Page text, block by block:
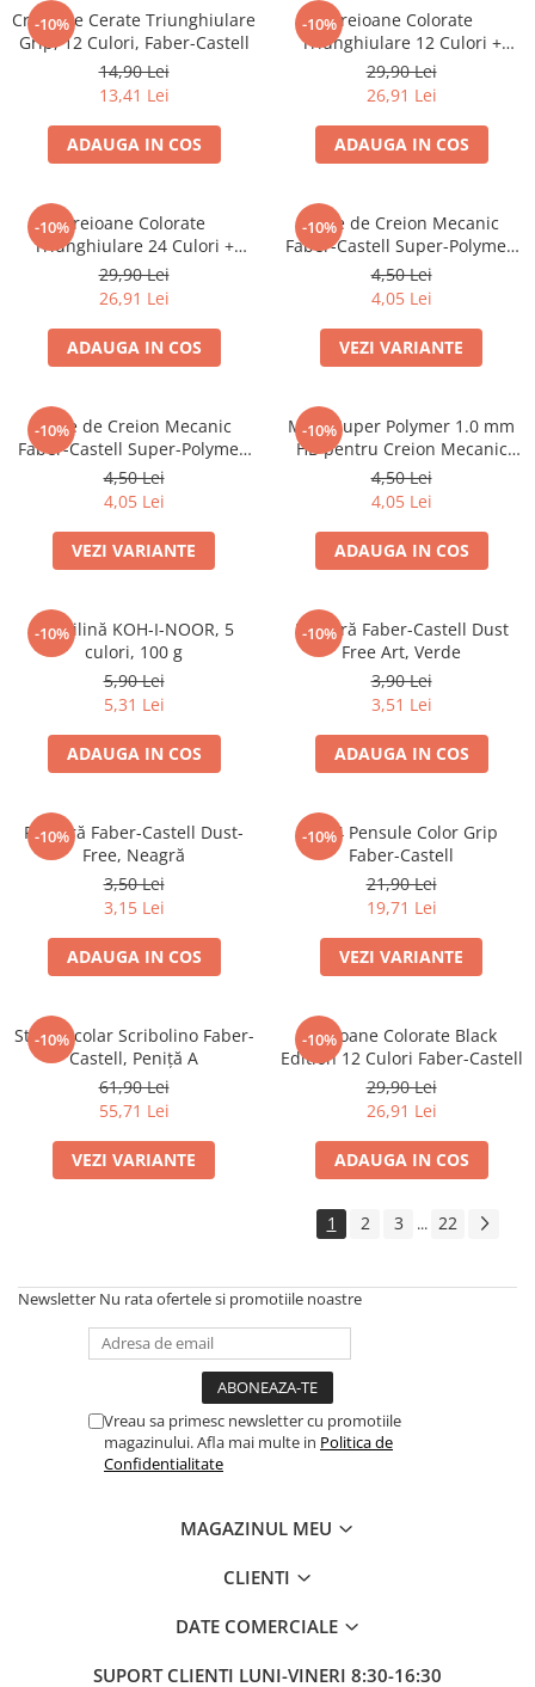
Organizare și Arhivare
Accesorii de organizare
Bibliorafturi
Clipboard-uri
Dosare Plastic
Folii de protecție
Penare cu doua compartimente
Penare cu trei compartimente
Penare echipate
Penare neechipate
Pictură și desen
Accesorii pentru pictură
Acuarele
Culori acrilice
Culori în ulei
Tempera și Guașe
Tăiere și lipire
Foarfeci
Lipici
-10%
Creioane Cerate Triunghiulare
Grip, 12 Culori, Faber-Castell
14,90 Lei
13,41 Lei
ADAUGA IN COS
-10%Creioane Colorate
Triunghiulare 12 Culori +
Ascuțitoare Eco Faber-Castell
29,90 Lei
26,91 Lei
ADAUGA IN COS
-10%Creioane Colorate
Triunghiulare 24 Culori +
Ascuțitoare Eco Faber-Castell
29,90 Lei
26,91 Lei
ADAUGA IN COS
-10%
Mine de Creion Mecanic
Faber-Castell Super-Polymer,
0,5 mm, HB/B, 12 Bucăți
4,50 Lei
4,05 Lei
VEZI VARIANTE
-10%
Mine de Creion Mecanic
Faber-Castell Super-Polymer,
0,7 mm, HB/B, 12 Bucăți
4,50 Lei
4,05 Lei
VEZI VARIANTE
-10%
Mine Super Polymer 1.0 mm
HB pentru Creion Mecanic
Faber-Castell
4,50 Lei
4,05 Lei
ADAUGA IN COS
-10%
Plastilină KOH-I-NOOR, 5
culori, 100 g
5,90 Lei
5,31 Lei
ADAUGA IN COS
-10%
Radieră Faber-Castell Dust
Free Art, Verde
3,90 Lei
3,51 Lei
ADAUGA IN COS
-10%
Radieră Faber-Castell Dust-
Free, Neagră
3,50 Lei
3,15 Lei
ADAUGA IN COS
-10%
Set 4 Pensule Color Grip
Faber-Castell
21,90 Lei
19,71 Lei
VEZI VARIANTE
-10%
Stilou Școlar Scribolino Faber-
Castell, Peniță A
61,90 Lei
55,71 Lei
VEZI VARIANTE
-10%
Creioane Colorate Black
Edition 12 Culori Faber-Castell
29,90 Lei
26,91 Lei
ADAUGA IN COS
1 2 3 ... 22
Newsletter Nu rata ofertele si promotiile noastre
Vreau sa primesc newsletter cu promotiile
magazinului. Afla mai multe in Politica de
Confidentialitate
MAGAZINUL MEU
CLIENTI
DATE COMERCIALE
SUPORT CLIENTI LUNI-VINERI 8:30-16:30